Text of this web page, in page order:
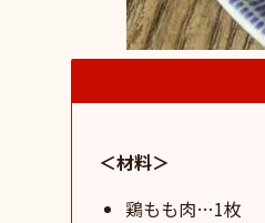
＜材料＞
鶏もも肉…1枚